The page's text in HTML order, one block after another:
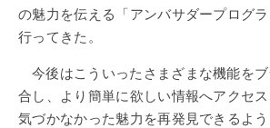
の魅力を伝える「アンバサダープログ
行ってきた。
今後はこういったさまざまな機能を
合し、より簡単に欲しい情報へアクセ
気づかなかった魅力を再発見できるよう